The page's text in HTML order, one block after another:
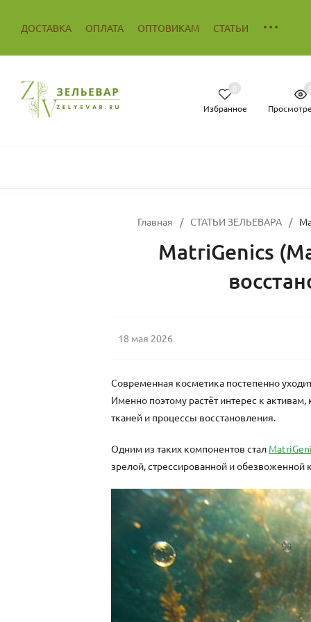
ДОСТАВКА ОПЛАТА ОПТОВИКАМ СТАТЬИ
Избранное
0
Главная / СТАТЬИ ЗЕЛЬЕВАРА /
MatriGenics
18 мая 2026
Современная косметика постепенно
Именно поэтому растёт интерес к
тканей и процессы восстановления.
Одним из таких компонентов стал
зрелой, стрессированной и обезвоженной